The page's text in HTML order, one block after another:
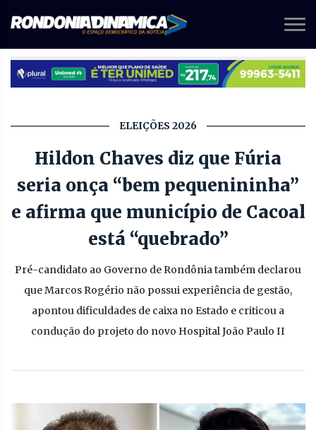
ELEIÇÕES 2026
Hildon Chaves diz que Fúria
seria onça “bem pequenininha”
e afirma que município de Cacoal
está “quebrado”
Pré-candidato ao Governo de Rondônia também declarou
que Marcos Rogério não possui experiência de gestão,
apontou dificuldades de caixa no Estado e criticou a
condução do projeto do novo Hospital João Paulo II